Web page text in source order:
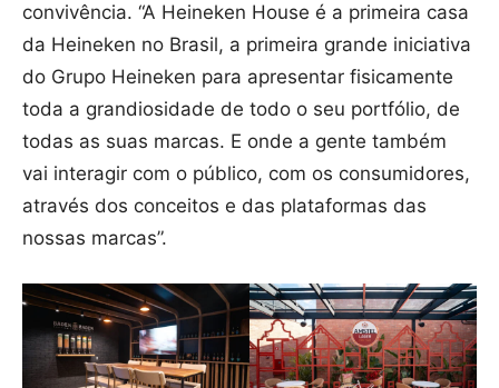
convivência. “A Heineken House é a primeira casa
da Heineken no Brasil, a primeira grande iniciativa
do Grupo Heineken para apresentar fisicamente
toda a grandiosidade de todo o seu portfólio, de
todas as suas marcas. E onde a gente também
vai interagir com o público, com os consumidores,
através dos conceitos e das plataformas das
nossas marcas”.